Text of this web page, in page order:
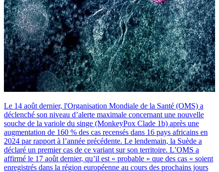
Le 14 août dernier, l'Organisation Mondiale de la Santé (OMS) a
déclenché son niveau d’alerte maximale concernant une nouvelle
souche de la variole du singe (MonkeyPox Clade 1b) après une
augmentation de 160 % des cas recensés dans 16 pays africains en
2024 par rapport à l’année précédente. Le lendemain, la Suède a
déclaré un premier cas de ce variant sur son territoire. L’OMS a
affirmé le 17 août dernier, qu’il est « probable » que des cas « soient
enregistrés dans la région européenne au cours des prochains jours